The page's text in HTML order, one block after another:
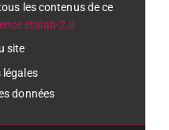
les contenus de ce
etalab-2.0
site
légales
données